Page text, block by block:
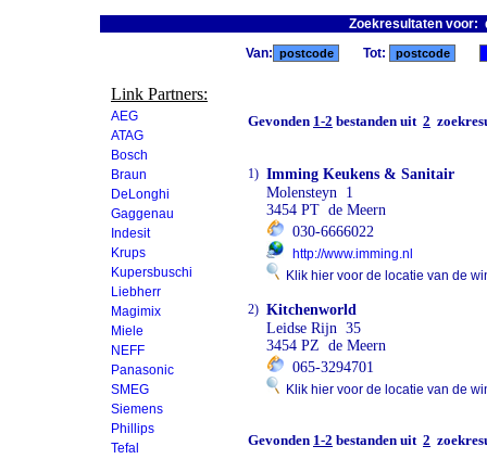
Zoekresultaten voor:
Link Partners:
AEG
ATAG
Bosch
Braun
DeLonghi
Gaggenau
Indesit
Krups
Kupersbuschi
Liebherr
Magimix
Miele
NEFF
Panasonic
SMEG
Siemens
Phillips
Tefal
Van: Tot:
Gevonden 1-2 bestanden uit 2
1) Imming Keukens & Sanitair
Molensteyn 1
3454 PT de Meern
030-6666022
http://www.imming.nl
Klik hier voor de locatie van de
2) Kitchenworld
Leidse Rijn 35
3454 PZ de Meern
065-3294701
Klik hier voor de locatie van de
Gevonden 1-2 bestanden uit 2